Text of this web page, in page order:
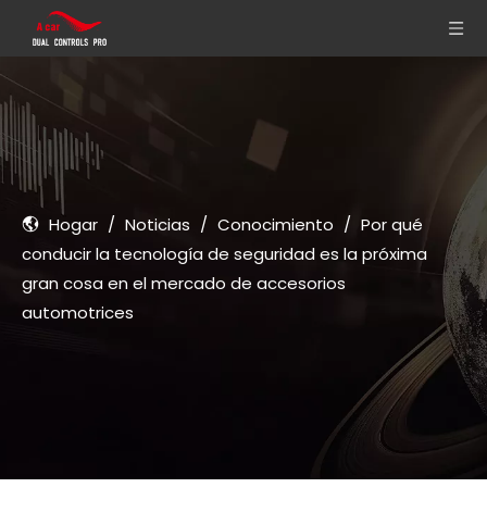
Hogar / Noticias / Conocimiento / Por qué
conducir la tecnología de seguridad es la próxima
gran cosa en el mercado de accesorios
automotrices